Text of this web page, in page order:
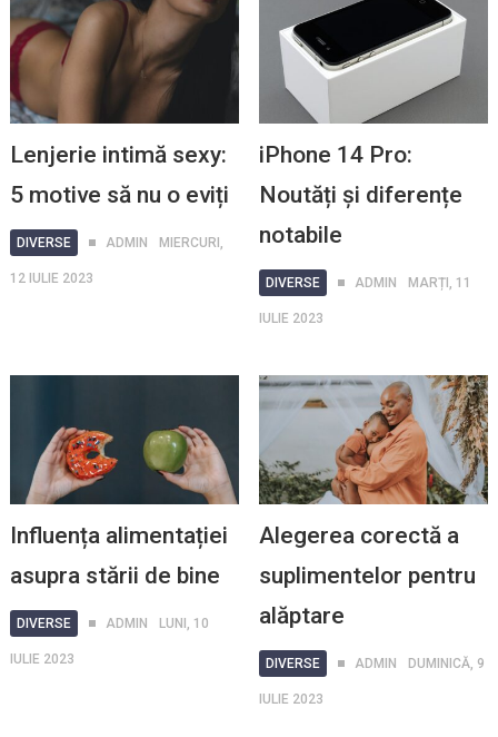
Lenjerie intimă sexy:
5 motive să nu o eviți
DIVERSE ADMIN MIERCURI,
12 IULIE 2023
iPhone 14 Pro:
Noutăți și diferențe
notabile
DIVERSE ADMIN MARȚI, 11
IULIE 2023
Influența alimentației
asupra stării de bine
DIVERSE ADMIN LUNI, 10
IULIE 2023
Alegerea corectă a
suplimentelor pentru
alăptare
DIVERSE ADMIN DUMINICĂ, 9
IULIE 2023